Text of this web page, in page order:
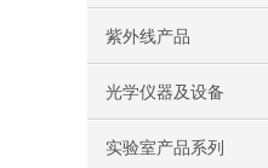
紫外线产品
光学仪器及设备
实验室产品系列